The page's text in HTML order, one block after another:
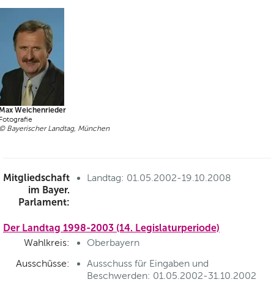
Weichenrieder
Bayerischer Landtag, München
Mitgliedschaft
im Bayer.
Parlament:
Landtag: 01.05.2002-19.10.2008
Der Landtag 1998-2003 (14. Legislaturperiode)
Wahlkreis:
Oberbayern
Ausschüsse:
Ausschuss für Eingaben und
Beschwerden: 01.05.2002-31.10.2002